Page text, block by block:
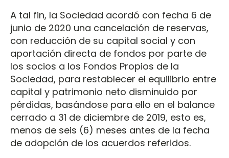
A tal fin, la Sociedad acordó con fecha 6 de
junio de 2020 una cancelación de reservas,
con reducción de su capital social y con
aportación directa de fondos por parte de
los socios a los Fondos Propios de la
Sociedad, para restablecer el equilibrio entre
capital y patrimonio neto disminuido por
pérdidas, basándose para ello en el balance
cerrado a 31 de diciembre de 2019, esto es,
menos de seis (6) meses antes de la fecha
de adopción de los acuerdos referidos.